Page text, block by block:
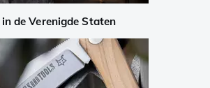
de Verenigde Staten